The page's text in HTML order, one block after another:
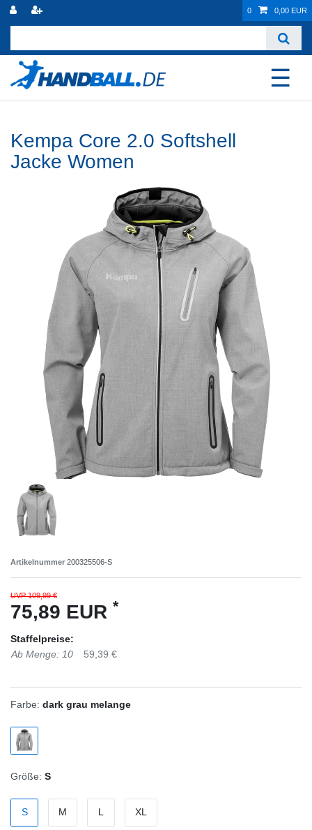
0 0,00 EUR
☰
Kempa Core 2.0 Softshell
Jacke Women
Artikelnummer 200325506-S
UVP 109,99 €
75,89 EUR *
Staffelpreise:
Ab Menge: 10
59,39 €
Farbe: dark grau melange
Größe: S
S M L XL